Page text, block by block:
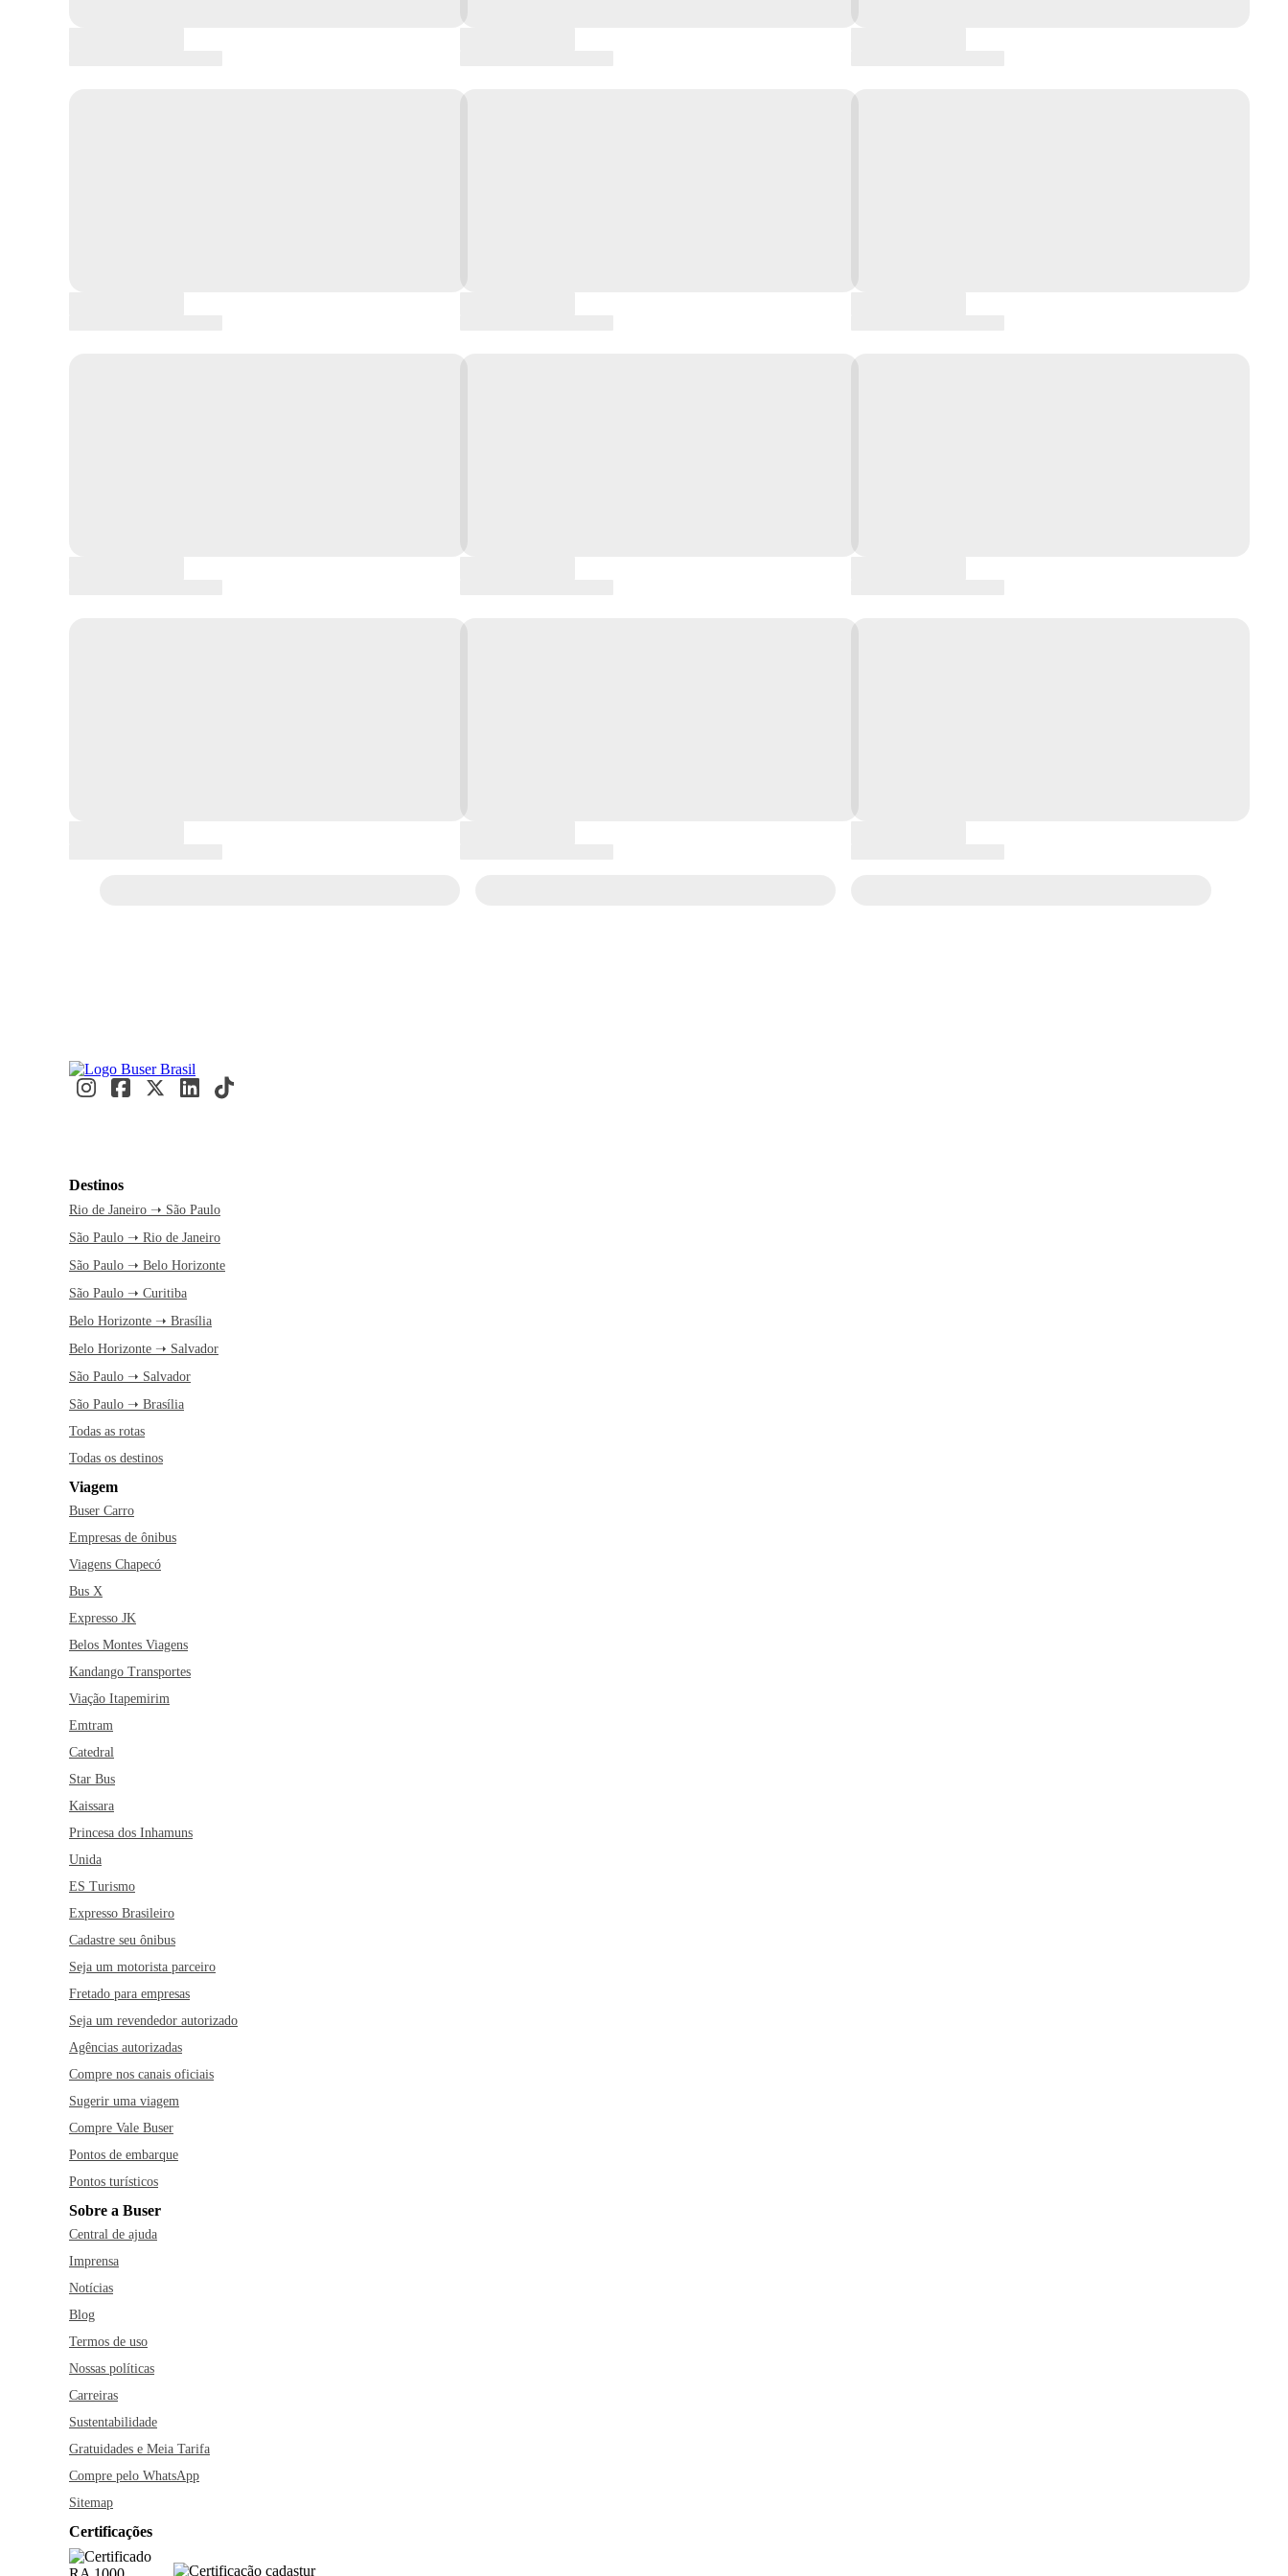
Destinos
Rio de Janeiro ➝ São Paulo
São Paulo ➝ Rio de Janeiro
São Paulo ➝ Belo Horizonte
São Paulo ➝ Curitiba
Belo Horizonte ➝ Brasília
Belo Horizonte ➝ Salvador
São Paulo ➝ Salvador
São Paulo ➝ Brasília
Todas as rotas
Todas os destinos
Viagem
Buser Carro
Empresas de ônibus
Viagens Chapecó
Bus X
Expresso JK
Belos Montes Viagens
Kandango Transportes
Viação Itapemirim
Emtram
Catedral
Star Bus
Kaissara
Princesa dos Inhamuns
Unida
ES Turismo
Expresso Brasileiro
Cadastre seu ônibus
Seja um motorista parceiro
Fretado para empresas
Seja um revendedor autorizado
Agências autorizadas
Compre nos canais oficiais
Sugerir uma viagem
Compre Vale Buser
Pontos de embarque
Pontos turísticos
Sobre a Buser
Central de ajuda
Imprensa
Notícias
Blog
Termos de uso
Nossas políticas
Carreiras
Sustentabilidade
Gratuidades e Meia Tarifa
Compre pelo WhatsApp
Sitemap
Certificações